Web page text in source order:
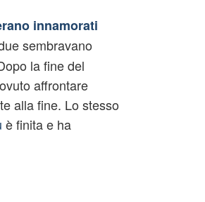
innamorati
sembravano
la fine del
affrontare
alla fine. Lo stesso
è finita e ha